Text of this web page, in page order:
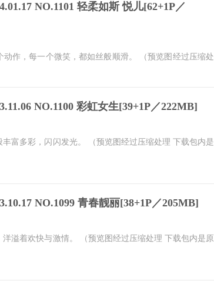
NO.1101 轻柔如斯 悦儿[62+1P／
作，每一个微笑，都如丝般顺滑。 （预览图经过压缩处
NO.1100 彩虹女生[39+1P／222MB]
富多彩，闪闪发光。 （预览图经过压缩处理 下载包内是
NO.1099 青春靓丽[38+1P／205MB]
溢着欢快与激情。 （预览图经过压缩处理 下载包内是原